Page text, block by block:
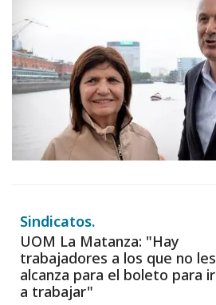
Sindicatos.
UOM La Matanza: "Hay
trabajadores a los que no les
alcanza para el boleto para ir
a trabajar"